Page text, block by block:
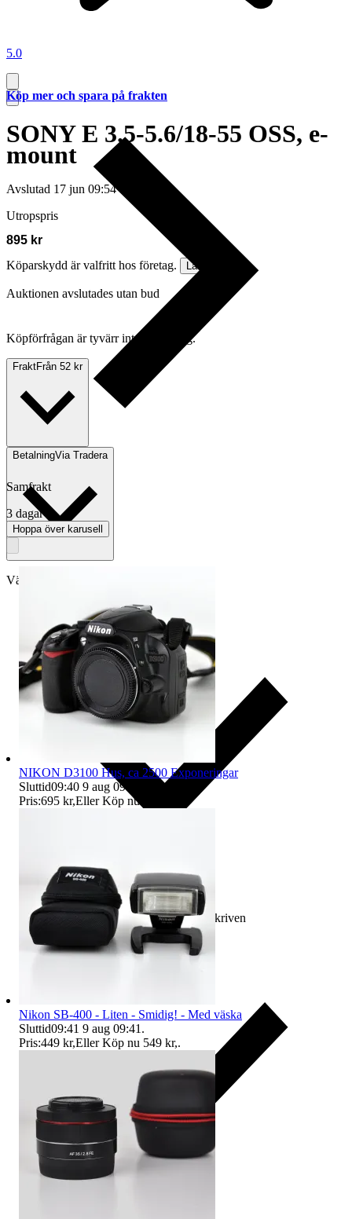
5.0
SONY E 3.5-5.6/18-55 OSS, e-
mount
Avslutad 17 jun 09:54
Utropspris
895 kr
Köparskydd är valfritt hos företag.
Läs mer
Auktionen avslutades utan bud
Köpförfrågan är tyvärr inte tillgänglig.
FraktFrån 52 kr
BetalningVia Tradera
Välj till köparskydd
Ersättning om varan inte är som beskriven
Köp mer och spara på frakten
Samfrakt
3 dagar
Hoppa över karusell
NIKON D3100 Hus, ca 2500 Exponeringar
Sluttid09:40 9 aug 09:40
Pris:695 kr,Eller Köp nu
Nikon SB-400 - Liten - Smidig! - Med väska
Sluttid09:41 9 aug 09:41 .
Pris:449 kr,Eller Köp nu 549 kr,.